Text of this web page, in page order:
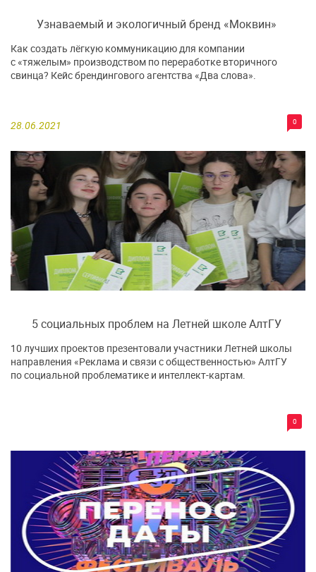
Узнаваемый и экологичный бренд «Моквин»
28.06.2021 0
Как создать лёгкую коммуникацию для компании
с «тяжелым» производством по переработке вторичного
свинца? Кейс брендингового агентства «Два слова».
5 социальных проблем на Летней школе АлтГУ
0
10 лучших проектов презентовали участники Летней школы
направления «Реклама и связи с общественностью» АлтГУ
по социальной проблематике и интеллект-картам.